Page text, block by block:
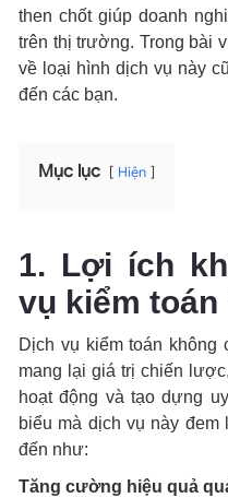
then chốt giúp doanh
trên thị trường. Trong bài
về loại hình dịch vụ này
đến các bạn.
Mục lục Hiện
1. Lợi ích
vụ kiểm toán
Dịch vụ kiểm toán không
mang lại giá trị chiến
hoạt động và tạo dựng
biểu mà dịch vụ này
đến như:
Tăng cường hiệu quả